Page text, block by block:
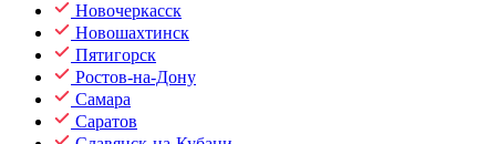
Новочеркасск
Новошахтинск
Пятигорск
Ростов-на-Дону
Самара
Саратов